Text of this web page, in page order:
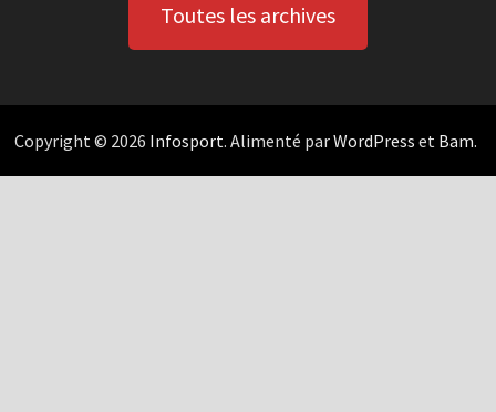
Toutes les archives
Copyright © 2026 Infosport. Alimenté parWordPress et Bam.